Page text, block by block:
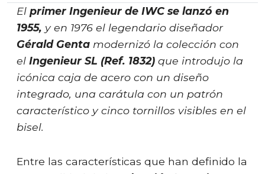
El primer Ingenieur de IWC se lanzó en
1955, y en 1976 el legendario diseñador
Gérald Genta modernizó la colección con
el Ingenieur SL (Ref. 1832) que introdujo la
icónica caja de acero con un diseño
integrado, una carátula con un patrón
característico y cinco tornillos visibles en el
bisel.
Entre las características que han definido la